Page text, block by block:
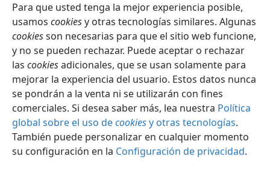
Para que usted tenga la mejor experiencia posible,
usamos cookiesy otras tecnologías similares. Algunas
cookiesson necesarias para que el sitio web funcione,
y no se pueden rechazar. Puede aceptar o rechazar
las cookiesadicionales, que se usan solamente para
mejorar la experiencia del usuario. Estos datos nunca
se pondrán a la venta ni se utilizarán con fines
comerciales. Si desea saber más, lea nuestra Política
global sobre el uso decookiesy otras tecnologías.
También puede personalizar en cualquier momento
su configuración en la Configuración de privacidad.
Español Compartir Configuración
Copyright© 2026 Watch Tower Bible and Tract Society of Pennsylvania
Condiciones de uso
Política de privacidad
Configuración de privacidad
JW.ORG Iniciar sesión